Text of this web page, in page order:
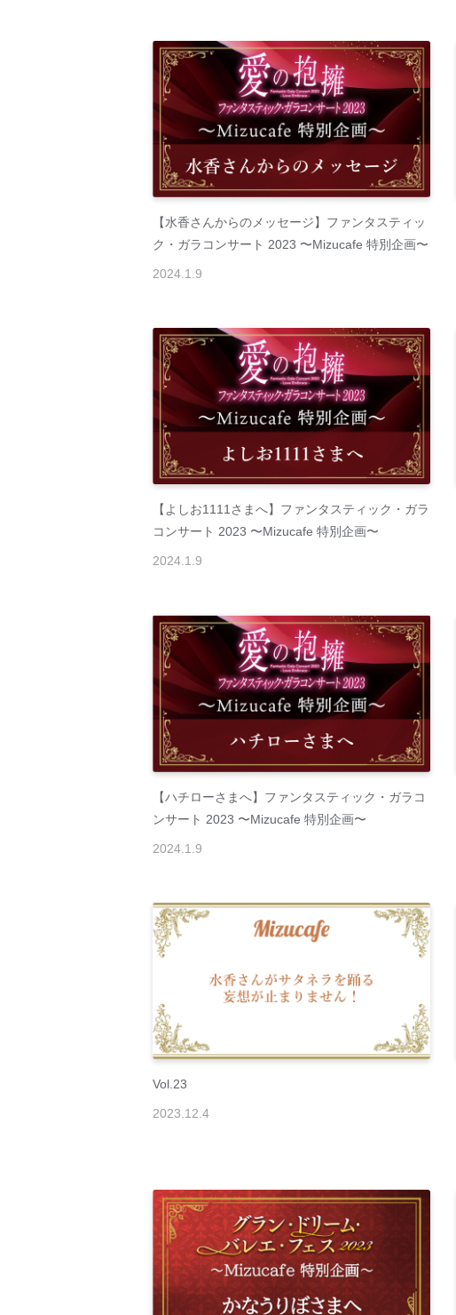
【水香さんからのメッセージ】ファンタスティッ
ク・ガラコンサート 2023 〜Mizucafe 特別企画〜
2024.1.9
【よしお1111さまへ】ファンタスティック・ガラ
コンサート 2023 〜Mizucafe 特別企画〜
2024.1.9
【ハチローさまへ】ファンタスティック・ガラコ
ンサート 2023 〜Mizucafe 特別企画〜
2024 1 9
Vol.23
2023 12 4